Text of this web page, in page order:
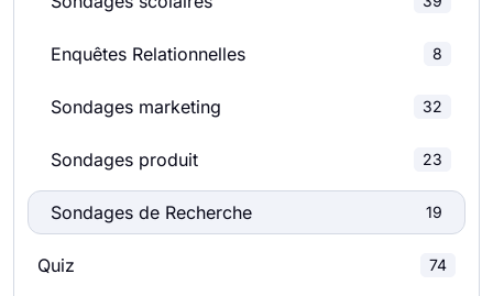
Formulaires de commentaires 145
Formulaires de candidature 40
Formulaires de téléchargement de fichiers 37
Formulaires D'adhésion 39
Bons de commande 113
Enquêtes Relationnelles 8
Sondages marketing 32
Sondages produit 23
Sondages de Recherche 19
Quiz 74